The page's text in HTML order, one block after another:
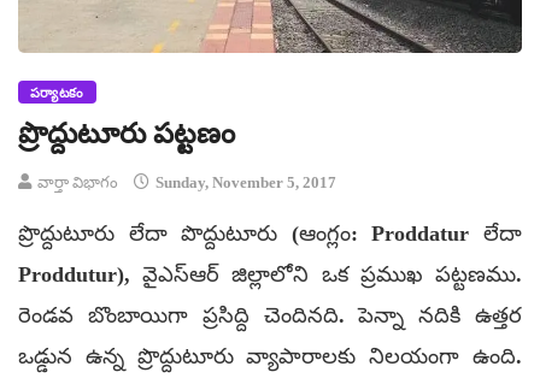
పర్యాటకం
ప్రొద్దుటూరు పట్టణం
వార్తా విభాగం Sunday, November 5, 2017
ప్రొద్దుటూరు లేదా పొద్దుటూరు (ఆంగ్లం: Proddatur లేదా
Proddutur), వైఎస్ఆర్ జిల్లాలోని ఒక ప్రముఖ పట్టణము.
రెండవ బొంబాయిగా ప్రసిద్ది చెందినది. పెన్నా నదికి ఉత్తర
ఒడ్డున ఉన్న ప్రొద్దుటూరు వ్యాపారాలకు నిలయంగా ఉంది.